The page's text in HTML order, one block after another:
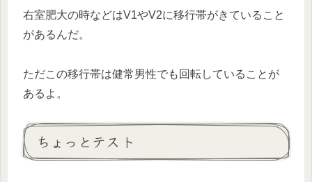
右室肥大の時などはV1やV2に移行帯がきていること
があるんだ。
ただこの移行帯は健常男性でも回転していることが
あるよ。
ちょっとテスト